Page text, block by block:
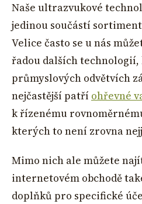
Naše ultrazvukové
jedinou součástí
Velice často se u nás
řadou dalších
průmyslových odvětvích
nejčastější patří ohřevné
k řízenému
kterých to není zrovna
Mimo nich ale můžete
internetovém obchodě
doplňků pro specifické